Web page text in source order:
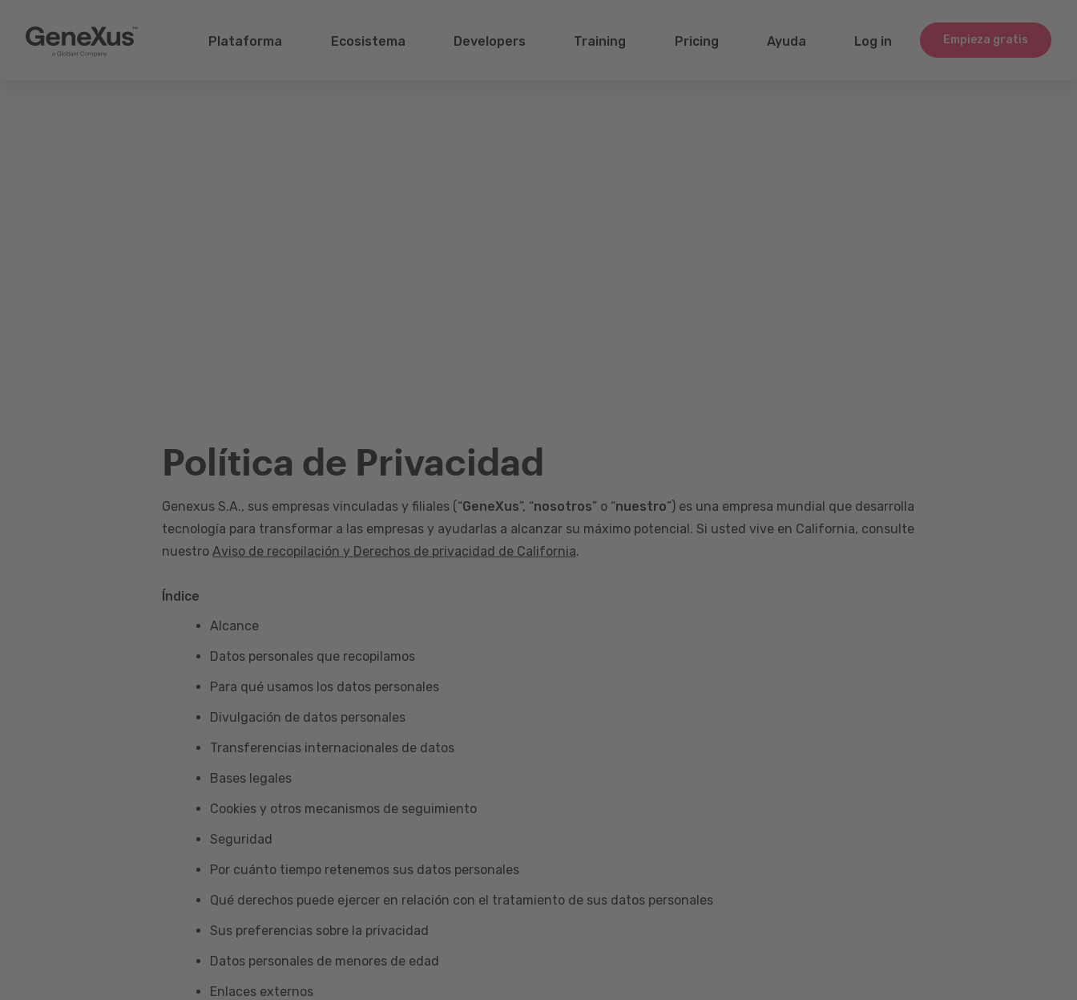
Empieza gratis
Plataforma Ecosistema Developers Training Pricing Ayuda Log in
Política de Privacidad
Genexus S.A., sus empresas vinculadas y filiales (“GeneXus”, “nosotros” o “nuestro”) es una empresa mundial que desarrolla
tecnología para transformar a las empresas y ayudarlas a alcanzar su máximo potencial. Si usted vive en California, consulte
nuestro Aviso de recopilación y Derechos de privacidad de California.
Índice
Alcance
Datos personales que recopilamos
Para qué usamos los datos personales
Divulgación de datos personales
Transferencias internacionales de datos
Bases legales
Cookies y otros mecanismos de seguimiento
Seguridad
Por cuánto tiempo retenemos sus datos personales
Qué derechos puede ejercer en relación con el tratamiento de sus datos personales
Sus preferencias sobre la privacidad
Datos personales de menores de edad
Enlaces externos